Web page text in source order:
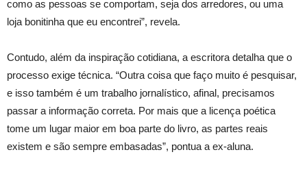
como as pessoas se comportam, seja dos arredores, ou uma
loja bonitinha que eu encontrei”, revela.
Contudo, além da inspiração cotidiana, a escritora detalha que o
processo exige técnica. “Outra coisa que faço muito é pesquisar,
e isso também é um trabalho jornalístico, afinal, precisamos
passar a informação correta. Por mais que a licença poética
tome um lugar maior em boa parte do livro, as partes reais
existem e são sempre embasadas”, pontua a ex-aluna.